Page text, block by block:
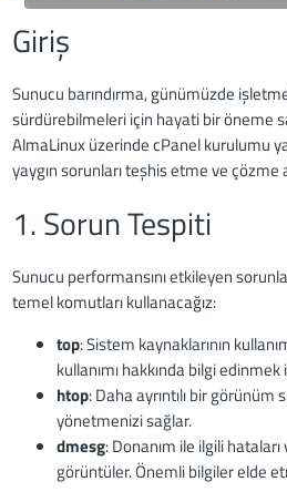
Giriş
Sunucu barındırma, günümüzde
sürdürebilmeleri için hayati bir öneme
AlmaLinux üzerinde cPanel kurulumu
yaygın sorunları teşhis etme ve çözme
1. Sorun Tespiti
Sunucu performansını etkileyen
temel komutları kullanacağız:
top: Sistem kaynaklarının
kullanımı hakkında bilgi
htop: Daha ayrıntılı bir
yönetmenizi sağlar.
dmesg: Donanım ile ilgili
görüntüler. Önemli bilgiler elde